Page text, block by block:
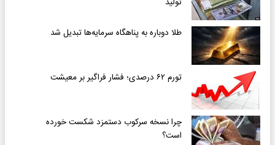
طلا دوباره به پناهگاه سرمایه‌ها تبدیل شد
تورم ۶۲ درصدی؛ فشار فراگیر بر معیشت
چرا نسخه سرکوب دستمزد شکست خورده
است؟